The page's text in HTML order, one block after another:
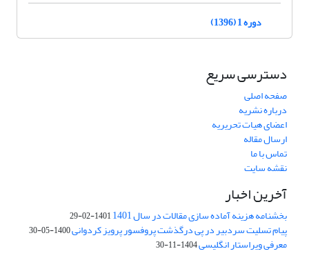
دوره 1 (1396)
دسترسی سریع
صفحه اصلی
درباره نشریه
اعضای هیات تحریریه
ارسال مقاله
تماس با ما
نقشه سایت
آخرین اخبار
بخشنامه هزینه آماده سازی مقالات در سال 1401 1401-02-29
پیام تسلیت سردبیر در پی درگذشت پروفسور پرویز کردوانی1400-05-30
معرفی ویراستار انگلیسی1404-11-30